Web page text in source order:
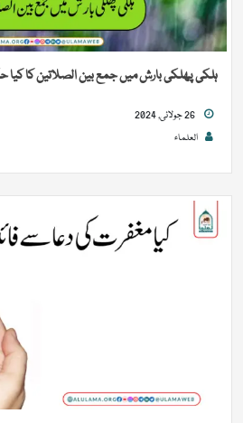
ہلکی پھلکی بارش میں جمع بین الصلاتین کا
العلماء